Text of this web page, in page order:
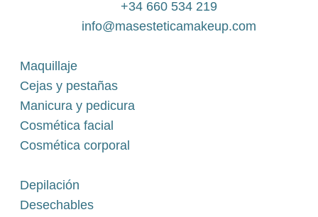
+34 660 534 219
info@masesteticamakeup.com
Maquillaje
Cejas y pestañas
Manicura y pedicura
Cosmética facial
Cosmética corporal
Depilación
Desechables